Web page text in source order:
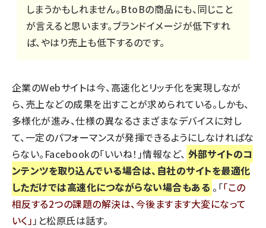
しまうかもしれません。BtoBの商品にも、同じこと
が言えると思います。ブランドイメージが低下すれ
ば、やはり売上も低下するのです。
企業のWebサイトは今、高速化とリッチ化を実現しなが
ら、売上などの成果を出すことが求められている。しかも、
多様化が進み、仕様の異なるさまざまなデバイスに対し
て、一定のパフォーマンスが発揮できるようにしなければな
らない。Facebookの「いいね！」情報など、 外部サイトのコ
ンテンツを取り込んでいる場合は、自社のサイトを最適化
しただけでは高速化につながらない場合もある 。「 この
相反する2つの課題の解決は、今後ますます大変になって
いく 」と松原氏は話す。